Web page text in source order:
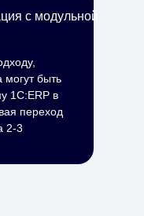
с модульной
могут быть
1С:ERP в
переход
2-3